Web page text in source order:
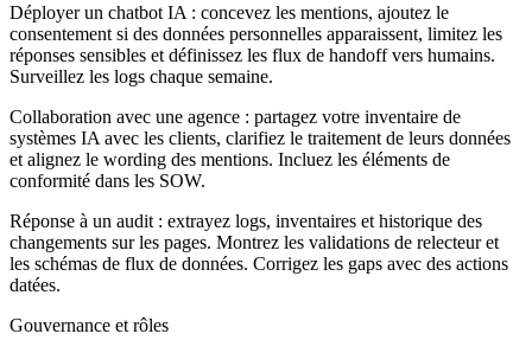
Déployer un chatbot IA : concevez les mentions, ajoutez le
consentement si des données personnelles apparaissent, limitez les
réponses sensibles et définissez les flux de handoff vers humains.
Surveillez les logs chaque semaine.
Collaboration avec une agence : partagez votre inventaire de
systèmes IA avec les clients, clarifiez le traitement de leurs données
et alignez le wording des mentions. Incluez les éléments de
conformité dans les SOW.
Réponse à un audit : extrayez logs, inventaires et historique des
changements sur les pages. Montrez les validations de relecteur et
les schémas de flux de données. Corrigez les gaps avec des actions
datées.
Gouvernance et rôles